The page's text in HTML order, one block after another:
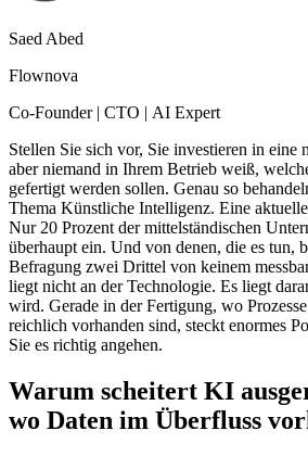
Saed Abed
Flownova
Co-Founder | CTO | AI Expert
Stellen Sie sich vor, Sie investieren in eine
aber niemand in Ihrem Betrieb weiß,
gefertigt werden sollen. Genau so
Thema Künstliche Intelligenz. Eine
Nur 20 Prozent der mittelständischen
überhaupt ein. Und von denen, die es tun,
Befragung zwei Drittel von keinem
liegt nicht an der Technologie. Es liegt
wird. Gerade in der Fertigung, wo
reichlich vorhanden sind, steckt enormes
Sie es richtig angehen.
Warum scheitert KI
wo Daten im Überfluss